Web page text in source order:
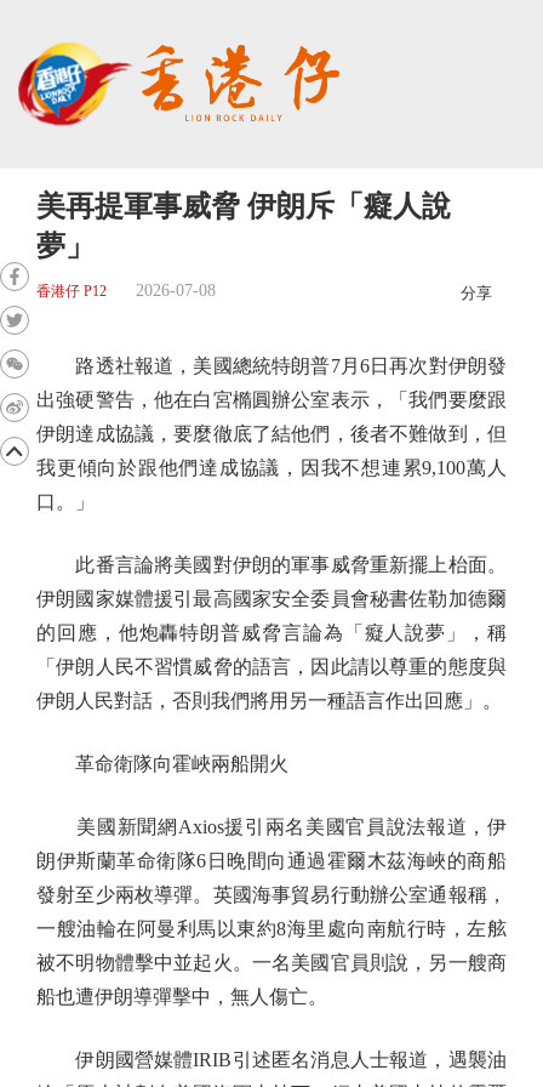
美再提軍事威脅 伊朗斥「癡人說
夢」
香港仔 P12 2026-07-08 分享
路透社報道，美國總統特朗普7月6日再次對伊朗發
出強硬警告，他在白宮橢圓辦公室表示，「我們要麼跟
伊朗達成協議，要麼徹底了結他們，後者不難做到，但
我更傾向於跟他們達成協議，因我不想連累9,100萬人
口。」
此番言論將美國對伊朗的軍事威脅重新擺上枱面。
伊朗國家媒體援引最高國家安全委員會秘書佐勒加德爾
的回應，他炮轟特朗普威脅言論為「癡人說夢」，稱
「伊朗人民不習慣威脅的語言，因此請以尊重的態度與
伊朗人民對話，否則我們將用另一種語言作出回應」。
革命衛隊向霍峽兩船開火
美國新聞網Axios援引兩名美國官員說法報道，伊
朗伊斯蘭革命衛隊6日晚間向通過霍爾木茲海峽的商船
發射至少兩枚導彈。英國海事貿易行動辦公室通報稱，
一艘油輪在阿曼利馬以東約8海里處向南航行時，左舷
被不明物體擊中並起火。一名美國官員則說，另一艘商
船也遭伊朗導彈擊中，無人傷亡。
伊朗國營媒體IRIB引述匿名消息人士報道，遇襲油